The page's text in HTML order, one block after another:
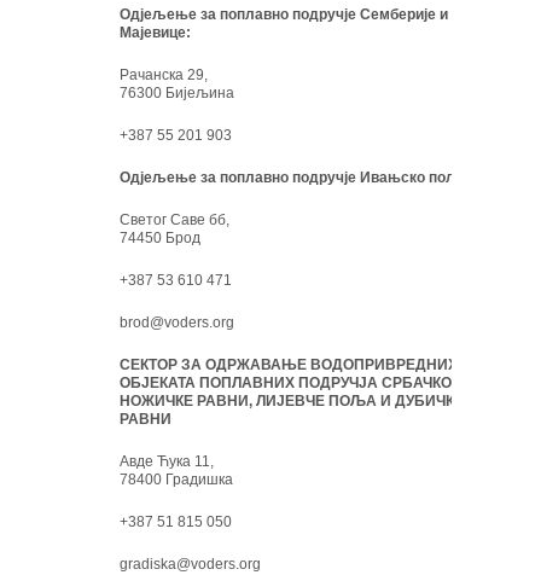
Одјељење за поплавно подручје Семберије и
Мајевице:
Рачанска 29,
76300 Бијељина
+387 55 201 903
Одјељење за поплавно подручје Ивањско поље:
Светог Саве бб,
74450 Брод
+387 53 610 471
brod@voders.org
СЕКТОР ЗА ОДРЖАВАЊЕ ВОДОПРИВРЕДНИХ
ОБЈЕКАТА ПОПЛАВНИХ ПОДРУЧЈА СРБАЧКО-
НОЖИЧКЕ РАВНИ, ЛИЈЕВЧЕ ПОЉА И ДУБИЧКЕ
РАВНИ
Авде Ћука 11,
78400 Градишка
+387 51 815 050
gradiska@voders.org